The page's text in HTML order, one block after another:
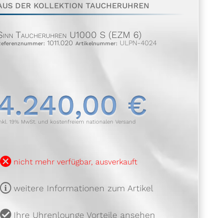
DER KOLLEKTION TAUCHERUHREN
Taucheruhren U1000 S (EZM 6)
1011.020 Artikelnummer:ULPN-4024
€
19% MwSt. und kostenfreiem nationalen Versand
nicht mehr verfügbar, ausverkauft
weitere Informationen zum Artikel
Ihre Uhrenlounge Vorteile ansehen